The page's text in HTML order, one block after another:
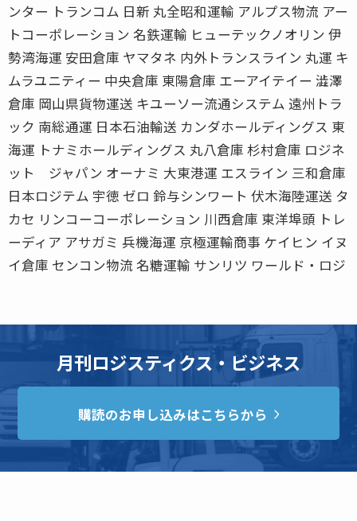
ンター トランコム 日新 丸全昭和運輸 アルプス物流 アー
トコーポレーション 名鉄運輸 ヒューテックノオリン 伊
勢湾海運 安田倉庫 ヤマタネ 内外トランスライン 丸運 キ
ムラユニティー 中央倉庫 東陽倉庫 エーアイテイー 澁澤
倉庫 岡山県貨物運送 キユーソー流通システム 遠州トラ
ック 南総通運 日本石油輸送 カンダホールディングス 東
海運 トナミホールディングス 丸八倉庫 杉村倉庫 ロジネ
ット ジャパン オーナミ 大東港運 エスライン 三和倉庫
日本ロジテム 宇徳 ゼロ 鈴与シンワート 伏木海陸運送 タ
カセ リンコーコーポレーション 川西倉庫 東洋埠頭 トレ
ーディア アサガミ 兵機海運 京極運輸商事 ケイヒン イヌ
イ倉庫 センコン物流 名糖運輸 サンリツ ワールド・ロジ
月刊ロジスティクス・ビジネス
購読のお申し込みはこちらから